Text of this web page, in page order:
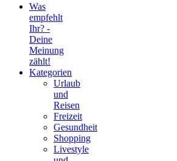
Was
empfehlt
Ihr? -
Deine
Meinung
zählt!
Kategorien
Urlaub
und
Reisen
Freizeit
Gesundheit
Shopping
Livestyle